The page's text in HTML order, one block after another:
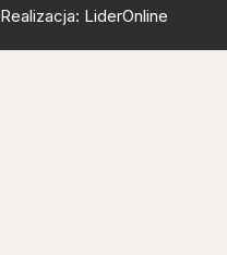
Realizacja: LiderOnline